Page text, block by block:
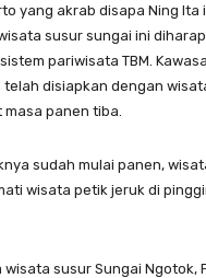
yang akrab disapa Ning Ita
susur sungai ini
pariwisata TBM.
telah disiapkan dengan
panen tiba.
sudah mulai panen,
wisata petik jeruk di
susur Sungai Ngotok,